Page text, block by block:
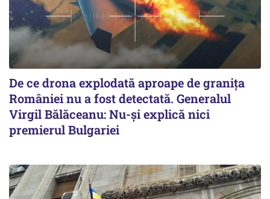
De ce drona explodată aproape de granița
României nu a fost detectată. Generalul
Virgil Bălăceanu: Nu-și explică nici
premierul Bulgariei